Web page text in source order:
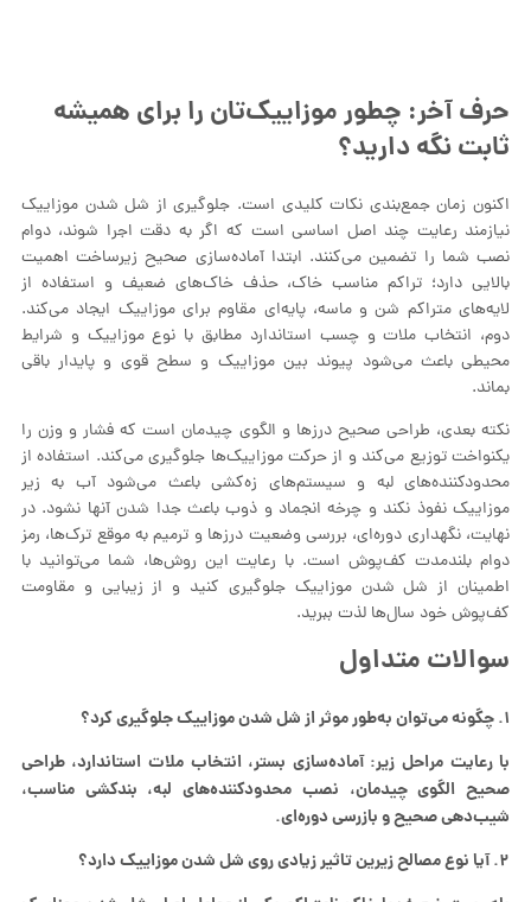
لایه‌های متراکم شن و ماسه، پایه‌ای مقاوم برای موزاییک ایجاد می‌کند.
دوم، انتخاب ملات و چسب استاندارد مطابق با نوع موزاییک و شرایط
محیطی باعث می‌شود پیوند بین موزاییک و سطح قوی و پایدار باقی
بماند.
نکته بعدی، طراحی صحیح درزها و الگوی چیدمان است که فشار و وزن را
یکنواخت توزیع می‌کند و از حرکت موزاییک‌ها جلوگیری می‌کند. استفاده از
محدودکننده‌های لبه و سیستم‌های زه‌کشی باعث می‌شود آب به زیر
موزاییک نفوذ نکند و چرخه انجماد و ذوب باعث جدا شدن آنها نشود. در
نهایت، نگهداری دوره‌ای، بررسی وضعیت درزها و ترمیم به موقع ترک‌ها، رمز
دوام بلندمدت کف‌پوش است. با رعایت این روش‌ها، شما می‌توانید با
اطمینان از شل شدن موزاییک جلوگیری کنید و از زیبایی و مقاومت
کف‌پوش خود سال‌ها لذت ببرید.
سوالات متداول
۱. چگونه می‌توان به‌طور موثر از شل شدن موزاییک جلوگیری کرد؟
با رعایت مراحل زیر: آماده‌سازی بستر، انتخاب ملات استاندارد، طراحی
صحیح الگوی چیدمان، نصب محدودکننده‌های لبه، بندکشی مناسب،
شیب‌دهی صحیح و بازرسی دوره‌ای.
است. استفاده از شن و ماسه متراکم و لایه زه‌کشی اهمیت زیادی دارد.
۳. بهترین روش برای بندکشی چیست؟
استفاده از ماسه پلیمری یا ملات ضد آب که درزها را به‌طور کامل پر کند،
بهترین روش برای جلوگیری از نفوذ آب و حرکت موزاییک‌ها است.
۴. آیا موزاییک‌ها در برابر یخ‌زدگی مقاوم هستند؟